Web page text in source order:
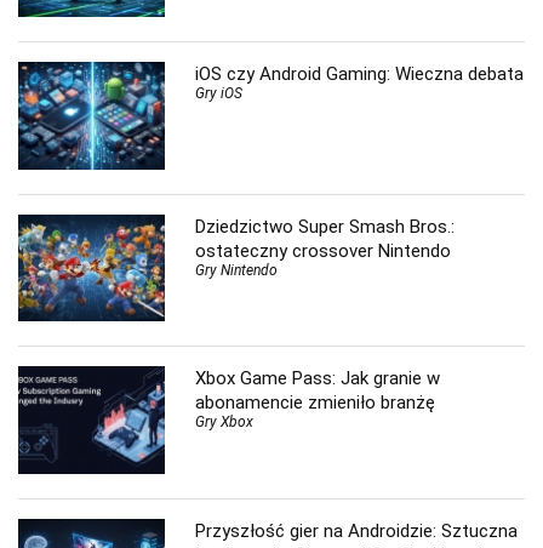
iOS czy Android Gaming: Wieczna debata
Gry iOS
Dziedzictwo Super Smash Bros.:
ostateczny crossover Nintendo
Gry Nintendo
Xbox Game Pass: Jak granie w
abonamencie zmieniło branżę
Gry Xbox
Przyszłość gier na Androidzie: Sztuczna